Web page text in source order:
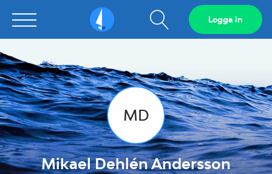
Sailarena Visa
sökfält
Logga in
MD
Mikael Dehlén Andersson